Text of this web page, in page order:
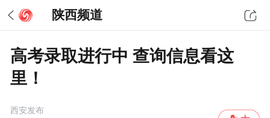
陕西频道
高考录取进行中 查询信息看这
里！
西安发布